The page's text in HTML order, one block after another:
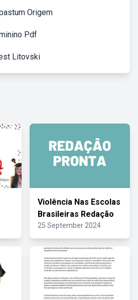
Origem
Pdf
Litovski
Violência Nas Escolas
Brasileiras Redação
25 September 2024